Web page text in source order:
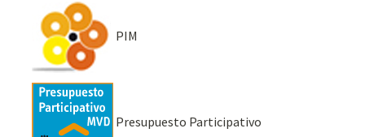
PIM
Presupuesto Participativo